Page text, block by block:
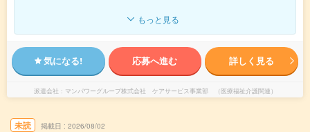
もっと見る
気になる! 応募へ進む 詳しく見る
派遣会社 マンパワーグループ株式会社 ケアサービス事業部 （医療福祉介護関連）
未読 掲載日 2026/08/02